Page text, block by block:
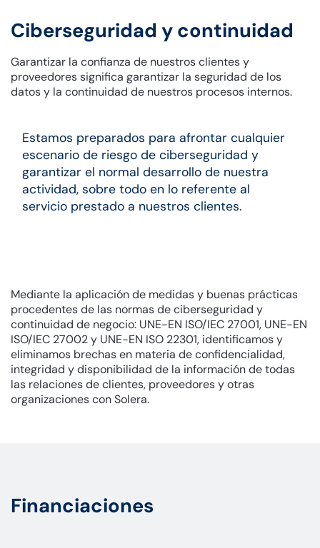
Ciberseguridad y continuidad
Garantizar la confianza de nuestros clientes y
proveedores significa garantizar la seguridad de los
datos y la continuidad de nuestros procesos internos.
Estamos preparados para afrontar cualquier
escenario de riesgo de ciberseguridad y
garantizar el normal desarrollo de nuestra
actividad, sobre todo en lo referente al
servicio prestado a nuestros clientes.
Mediante la aplicación de medidas y buenas prácticas
procedentes de las normas de ciberseguridad y
continuidad de negocio: UNE-EN ISO/IEC 27001, UNE-EN
ISO/IEC 27002 y UNE-EN ISO 22301, identificamos y
eliminamos brechas en materia de confidencialidad,
integridad y disponibilidad de la información de todas
las relaciones de clientes, proveedores y otras
organizaciones con Solera.
Financiaciones